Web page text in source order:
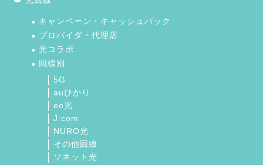
キャンペーン・キャッシュバック
プロバイダ・代理店
光コラボ
回線別
5G
auひかり
eo光
J:com
NURO光
その他回線
ソネット光